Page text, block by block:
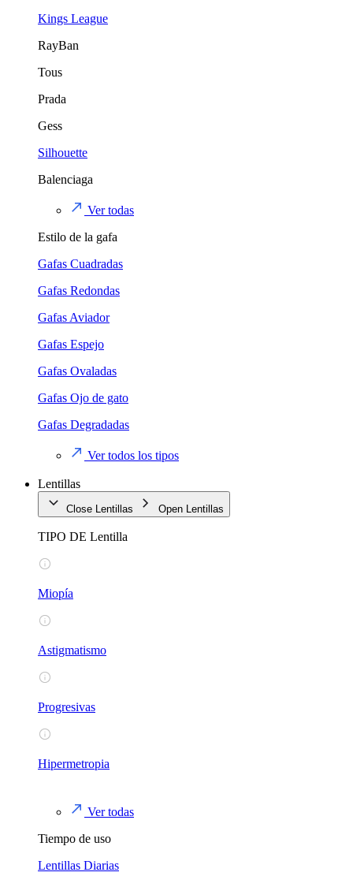
Kings League
RayBan
Tous
Prada
Gess
Silhouette
Balenciaga
Ver todas
Estilo de la gafa
Gafas Cuadradas
Gafas Redondas
Gafas Aviador
Gafas Espejo
Gafas Ovaladas
Gafas Ojo de gato
Gafas Degradadas
Ver todos los tipos
Lentillas
Close Lentillas Open Lentillas
TIPO DE Lentilla
Miopía
Astigmatismo
Progresivas
Hipermetropia
Ver todas
Tiempo de uso
Lentillas Diarias